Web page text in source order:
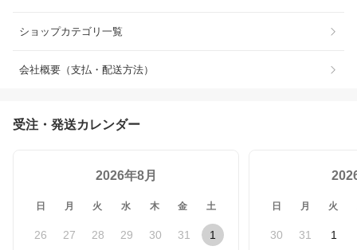
ショップカテゴリ一覧
会社概要（支払・配送方法）
受注・発送カレンダー
2026年8月
日 月 火 水 木 金 土
26 27 28 29 30 31 1
日 月 火
30 31 1